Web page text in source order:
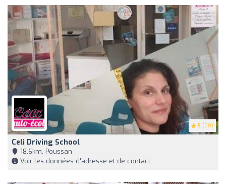
5 (50)
Celi Driving School
18,6km, Poussan
Voir les données d'adresse et de contact